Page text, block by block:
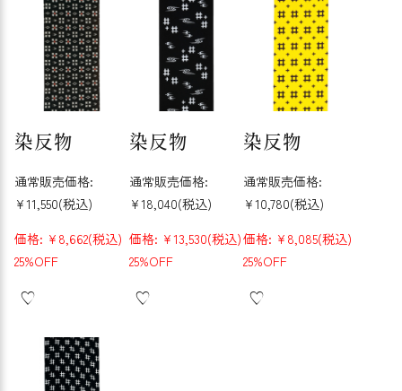
染反物
通常販売価格:
¥11,550(税込)
価格: ¥8,662(税込)
25%OFF
染反物
通常販売価格:
¥18,040(税込)
価格: ¥13,530(税込)
25%OFF
染反物
通常販売価格:
¥10,780(税込)
価格: ¥8,085(税込)
25%OFF